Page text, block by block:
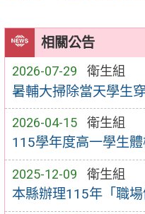
相關公告
2026-07-29 衛生組
暑輔大掃除當天學生
2026-04-15 衛生組
115學年度高一學生
2025-12-09 衛生組
本縣辦理115年「職場